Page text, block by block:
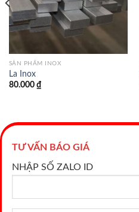
SẢN PHẨM INOX
La Inox
80.000 ₫
TƯ VẤN BÁO GIÁ
NHẬP SỐ ZALO ID